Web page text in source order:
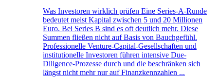
Was Investoren wirklich prüfen Eine Series-A-Runde
bedeutet meist Kapital zwischen 5 und 20 Millionen
Euro. Bei Series B sind es oft deutlich mehr. Diese
Summen fließen nicht auf Basis von Bauchgefühl.
Professionelle Venture-Capital-Gesellschaften und
institutionelle Investoren führen intensive Due-
Diligence-Prozesse durch und die beschränken sich
längst nicht mehr nur auf Finanzkennzahlen ...